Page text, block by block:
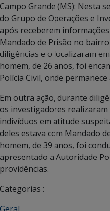
Campo Grande (MS): Nesta
do Grupo de Operações e
após receberem
Mandado de Prisão no
diligências e o localizaram
homem, de 26 anos, foi
Polícia Civil, onde permanece
Em outra ação, durante
os investigadores
indivíduos em atitude
deles estava com Mandado
homem, de 39 anos, foi
apresentado a Autoridade
providências.
Categorias :
Geral